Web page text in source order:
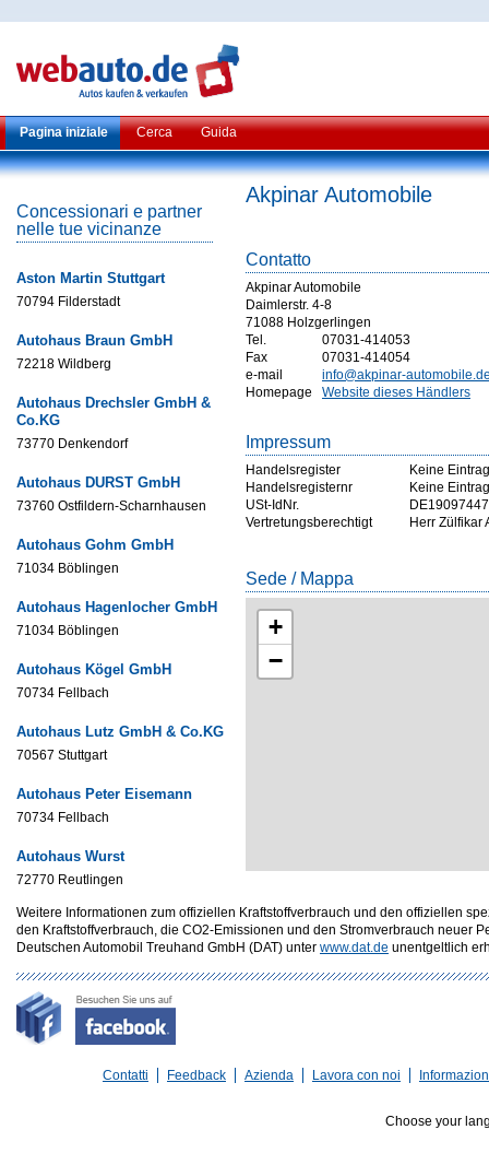
Pagina iniziale Cerca Guida
Concessionari e partner
nelle tue vicinanze
Aston Martin Stuttgart
70794 Filderstadt
Autohaus Braun GmbH
72218 Wildberg
Autohaus Drechsler GmbH &
Co.KG
73770 Denkendorf
Autohaus DURST GmbH
73760 Ostfildern-Scharnhausen
Autohaus Gohm GmbH
71034 Böblingen
Autohaus Hagenlocher GmbH
71034 Böblingen
Autohaus Kögel GmbH
70734 Fellbach
Autohaus Lutz GmbH & Co.KG
70567 Stuttgart
Autohaus Peter Eisemann
70734 Fellbach
Autohaus Wurst
72770 Reutlingen
Akpinar Automobile
Contatto
Akpinar Automobile
Daimlerstr. 4-8
71088 Holzgerlingen
Tel.
07031-414053
Fax
07031-414054
e-mail
info@akpinar-
Homepage
Website dieses Händlers
Impressum
Handelsregister
Keine
Handelsregisternr
Keine
USt-IdNr.
Vertretungsberechtigt
Herr Zülfikar
Sede / Mappa
+
−
Weitere Informationen zum offiziellen Kraftstoffverbrauch und den offiziellen
den Kraftstoffverbrauch, die CO2-Emissionen und den Stromverbrauch neuer
Deutschen Automobil Treuhand GmbH (DAT) unter www.dat.de unentgeltlich
Contatti Feedback Azienda Lavora con noi
Choose your